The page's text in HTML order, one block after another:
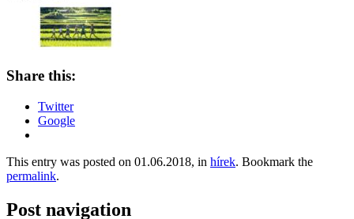
Share this:
Twitter
Google
This entry was posted on 01.06.2018, in hírek. Bookmark the
permalink.
Post navigation